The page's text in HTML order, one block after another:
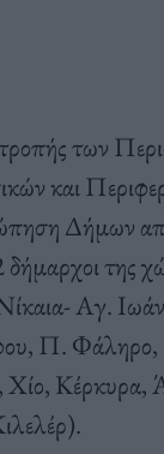
των
και
Δήμων
δήμαρχοι της
Αγ.
Π.
Κέρκυρα,